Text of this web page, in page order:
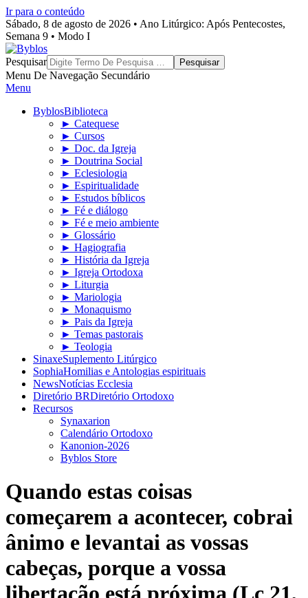
Ir para o conteúdo
Sábado, 8 de agosto de 2026 • Ano Litúrgico: Após Pentecostes,
Semana 9 • Modo I
Byblos
Pesquisar
Menu De Navegação Secundário
Menu
ByblosBiblioteca
► Catequese
► Cursos
► Doc. da Igreja
► Doutrina Social
► Eclesiologia
► Espiritualidade
► Estudos bíblicos
► Fé e diálogo
► Fé e meio ambiente
► Glossário
► Hagiografia
► História da Igreja
► Igreja Ortodoxa
► Liturgia
► Mariologia
► Monaquismo
► Pais da Igreja
► Temas pastorais
► Teologia
SinaxeSuplemento Litúrgico
SophiaHomilias e Antologias espirituais
NewsNotícias Ecclesia
Diretório BRDiretório Ortodoxo
Recursos
Synaxarion
Calendário Ortodoxo
Kanonion-2026
Byblos Store
Quando estas coisas
começarem a acontecer, cobrai
ânimo e levantai as vossas
cabeças, porque a vossa